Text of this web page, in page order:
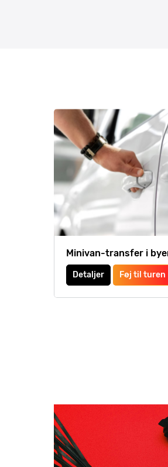
Minivan-transfer i
Detaljer Føj til turen